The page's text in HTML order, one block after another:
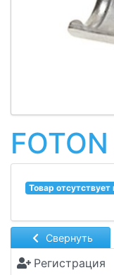
Свернуть
Регистрация
Товар отсутствует